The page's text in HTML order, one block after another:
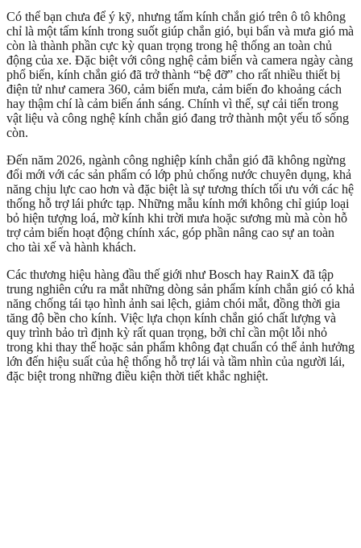
Có thể bạn chưa để ý kỹ, nhưng tấm kính chắn gió trên ô tô không
chỉ là một tấm kính trong suốt giúp chắn gió, bụi bẩn và mưa gió mà
còn là thành phần cực kỳ quan trọng trong hệ thống an toàn chủ
động của xe. Đặc biệt với công nghệ cảm biến và camera ngày càng
phổ biến, kính chắn gió đã trở thành “bệ đỡ” cho rất nhiều thiết bị
điện tử như camera 360, cảm biến mưa, cảm biến đo khoảng cách
hay thậm chí là cảm biến ánh sáng. Chính vì thế, sự cải tiến trong
vật liệu và công nghệ kính chắn gió đang trở thành một yếu tố sống
còn.
Đến năm 2026, ngành công nghiệp kính chắn gió đã không ngừng
đổi mới với các sản phẩm có lớp phủ chống nước chuyên dụng, khả
năng chịu lực cao hơn và đặc biệt là sự tương thích tối ưu với các hệ
thống hỗ trợ lái phức tạp. Những mẫu kính mới không chỉ giúp loại
bỏ hiện tượng loá, mờ kính khi trời mưa hoặc sương mù mà còn hỗ
trợ cảm biến hoạt động chính xác, góp phần nâng cao sự an toàn
cho tài xế và hành khách.
Các thương hiệu hàng đầu thế giới như Bosch hay RainX đã tập
trung nghiên cứu ra mắt những dòng sản phẩm kính chắn gió có khả
năng chống tái tạo hình ảnh sai lệch, giảm chói mắt, đồng thời gia
tăng độ bền cho kính. Việc lựa chọn kính chắn gió chất lượng và
quy trình bảo trì định kỳ rất quan trọng, bởi chỉ cần một lỗi nhỏ
trong khi thay thế hoặc sản phẩm không đạt chuẩn có thể ảnh hưởng
lớn đến hiệu suất của hệ thống hỗ trợ lái và tầm nhìn của người lái,
đặc biệt trong những điều kiện thời tiết khắc nghiệt.